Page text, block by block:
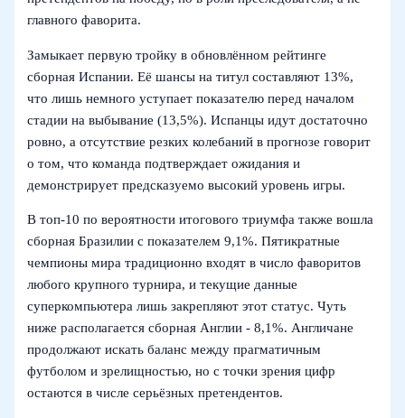
главного фаворита.
Замыкает первую тройку в обновлённом рейтинге
сборная Испании. Её шансы на титул составляют 13%,
что лишь немного уступает показателю перед началом
стадии на выбывание (13,5%). Испанцы идут достаточно
ровно, а отсутствие резких колебаний в прогнозе говорит
о том, что команда подтверждает ожидания и
демонстрирует предсказуемо высокий уровень игры.
В топ‑10 по вероятности итогового триумфа также вошла
сборная Бразилии с показателем 9,1%. Пятикратные
чемпионы мира традиционно входят в число фаворитов
любого крупного турнира, и текущие данные
суперкомпьютера лишь закрепляют этот статус. Чуть
ниже располагается сборная Англии - 8,1%. Англичане
продолжают искать баланс между прагматичным
футболом и зрелищностью, но с точки зрения цифр
остаются в числе серьёзных претендентов.